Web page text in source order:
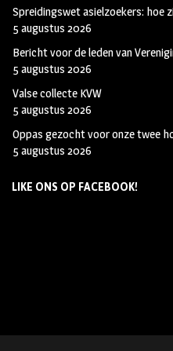
Spreidingswet asielzoekers: hoe
5 augustus 2026
Bericht voor de leden van
5 augustus 2026
Valse collecte KVW
5 augustus 2026
Oppas gezocht voor onze twee
5 augustus 2026
LIKE ONS OP FACEBOOK!